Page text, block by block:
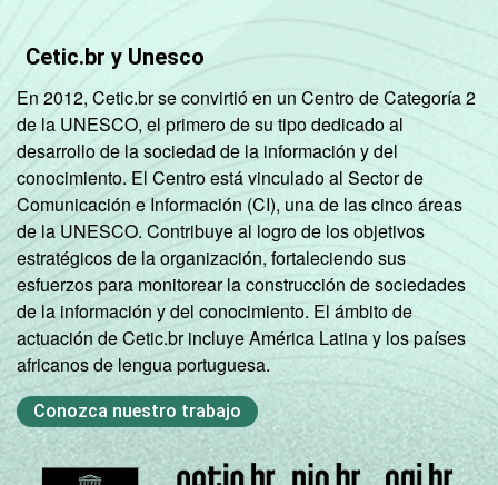
Cetic.br y Unesco
En 2012, Cetic.br se convirtió en un Centro de Categoría 2
de la UNESCO, el primero de su tipo dedicado al
desarrollo de la sociedad de la información y del
conocimiento. El Centro está vinculado al Sector de
Comunicación e Información (CI), una de las cinco áreas
de la UNESCO. Contribuye al logro de los objetivos
estratégicos de la organización, fortaleciendo sus
esfuerzos para monitorear la construcción de sociedades
de la información y del conocimiento. El ámbito de
actuación de Cetic.br incluye América Latina y los países
africanos de lengua portuguesa.
Conozca nuestro trabajo